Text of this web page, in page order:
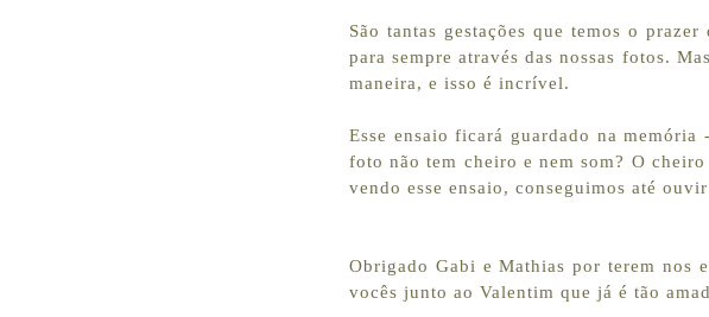
São tantas gestações que temos o
para sempre através das nossas fotos.
maneira, e isso é incrível.
Esse ensaio ficará guardado na
foto não tem cheiro e nem som? O
vendo esse ensaio, conseguimos até
Obrigado Gabi e Mathias por terem nos
vocês junto ao Valentim que já é tão